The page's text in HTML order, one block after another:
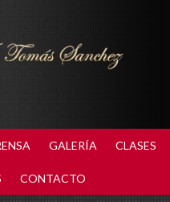
GALERÍA CLASES
CONTACTO